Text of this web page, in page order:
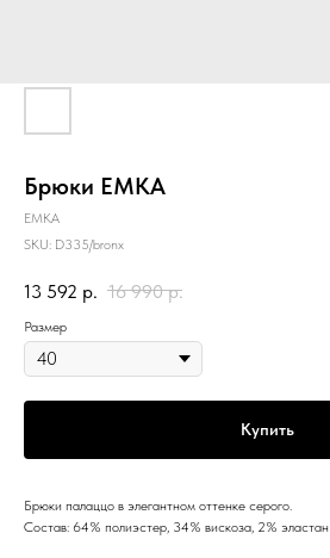
Брюки EMKA
EMKA
SKU: D335/bronx
13 592 р. 16 990 р.
Размер
Купить
Брюки палаццо в элегантном оттенке серого.
Состав: 64% полиэстер, 34% вискоза, 2% эластан